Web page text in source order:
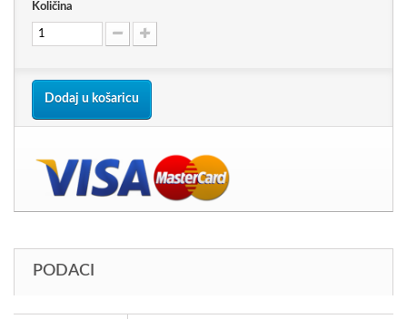
Količina
Dodaj u košaricu
PODACI